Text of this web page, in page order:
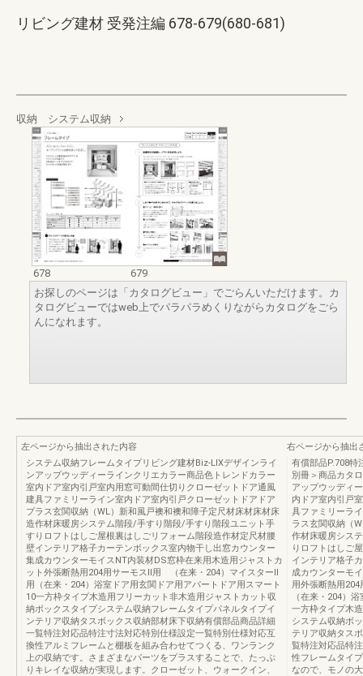
リビング建材 受発注編 678-679(680-681)
収納 システム収納
678
679
お探しのページは「カタログビュー」でごらんいただけます。カ
タログビューではweb上でパラパラめくりながらカタログをごら
んになれます。
左ページから抽出された内容
システム収納フレームタイプリビング建材Biz-LIXデザインライ
ンアップウッディーラインクリエカラー商品色トレンドカラー
室内ドア室内引戸室内用窓可動間仕切りクローゼットドア通風
建具ファミリーライン室内ドア室内引戸クローゼットドアドア
プラス玄関収納（WL）新和風戸襖和襖和障子定尺材床材床材床
造作材床暖房システム階段/手すり階段/手すり階段ユニット手
すりロフトはしご屋根裏はしごリフォーム階段造作材定尺材腰
壁インテリア格子カーテンボックス室内物干し出窓カウンター
集成カウンターモイスNT内装材DS窓枠在来用木造用ジャストカ
ット外張断熱用204用サーモスⅡ用 （在来・204）マイスターⅡ
用（在来・204）浴室ドア用玄関ドア用アパートドア用スマート
10一方枠タイプ木造用フリーカット非木造用ジャストカット収
納ボックスタイプシステム収納フレームタイプパネルタイプイ
ンテリア収納タスボックス収納部材床下収納有償部品商品詳細
一覧特注対応品特注寸法対応特別仕様設定一覧特別仕様対応互
換性アルミフレームと棚板を組み合わせてつくる、ワンランク
上の収納です。さまざまなパーツをプラスすることで、たっぷ
りキレイな収納が実現します。クローゼット、ウォークイン、
右ページから抽出
有償部品P.708特
別冊＞商品カタ
アップウッディ
内ドア室内引戸
具ファミリーラ
ラス玄関収納（
作材床暖房シス
りロフトはしご
インテリア格子
成カウンターモ
用外張断熱用
（在来・204）
一方枠タイプ木
システム収納ボ
テリア収納タス
覧特注対応品特
性フレームタイ
なので、モノの